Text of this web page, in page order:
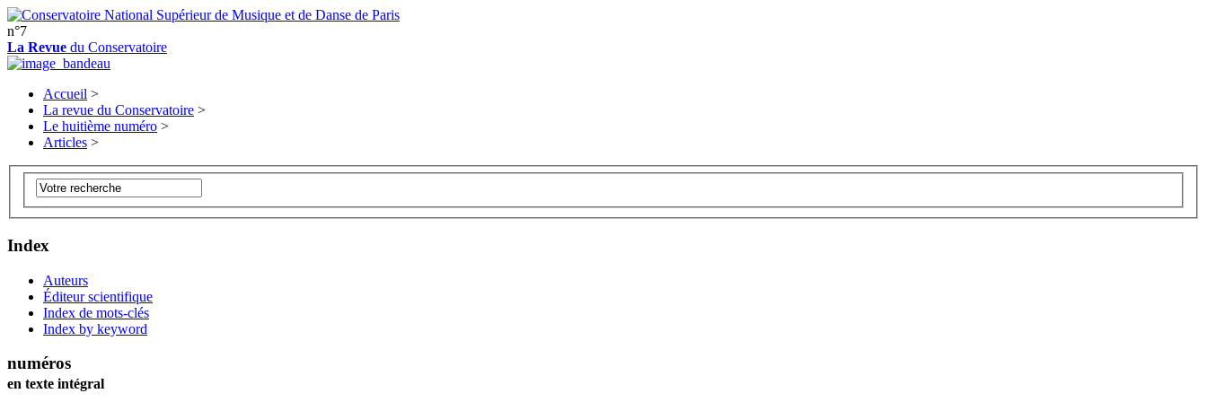
n°7
La Revue du Conservatoire
Accueil >
La revue du Conservatoire >
Le huitième numéro >
Articles >
Index
Auteurs
Éditeur scientifique
Index de mots-clés
Index by keyword
numéros
en texte intégral